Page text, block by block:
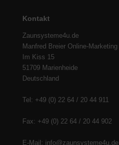
Kontakt
Zaunsysteme4u.de
Manfred Breier Online-Marketing
Im Kiss 15
51709 Marienheide
Deutschland
Tel: +49 (0) 22 64 / 20 44 911
Fax: +49 (0) 22 64 / 20 44 902
E-Mail: info@zaunsysteme4u.de